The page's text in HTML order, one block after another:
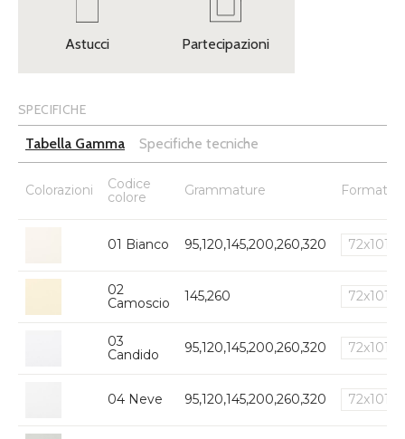
Astucci Partecipazioni
SPECIFICHE
Tabella Gamma Specifiche tecniche
Colorazioni
Codice
colore
Grammature Formato
01 Bianco 95,120,145,200,260,320 72x101
02
Camoscio
145,260 72x101
03
Candido
95,120,145,200,260,320 72x101
04 Neve 95,120,145,200,260,320 72x101